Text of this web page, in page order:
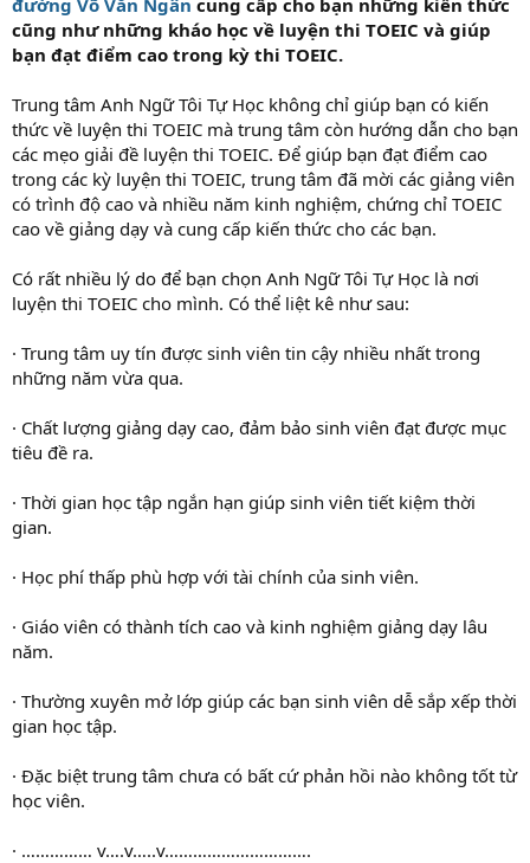
đường Võ Văn Ngân cung cấp cho bạn những kiến thức
cũng như những kháo học về luyện thi TOEIC và giúp
bạn đạt điểm cao trong kỳ thi TOEIC.
Trung tâm Anh Ngữ Tôi Tự Học không chỉ giúp bạn có kiến
thức về luyện thi TOEIC mà trung tâm còn hướng dẫn cho bạn
các mẹo giải đề luyện thi TOEIC. Để giúp bạn đạt điểm cao
trong các kỳ luyện thi TOEIC, trung tâm đã mời các giảng viên
có trình độ cao và nhiều năm kinh nghiệm, chứng chỉ TOEIC
cao về giảng dạy và cung cấp kiến thức cho các bạn.
Có rất nhiều lý do để bạn chọn Anh Ngữ Tôi Tự Học là nơi
luyện thi TOEIC cho mình. Có thể liệt kê như sau:
· Trung tâm uy tín được sinh viên tin cậy nhiều nhất trong
những năm vừa qua.
· Chất lượng giảng dạy cao, đảm bảo sinh viên đạt được mục
tiêu đề ra.
· Thời gian học tập ngắn hạn giúp sinh viên tiết kiệm thời
gian.
· Học phí thấp phù hợp với tài chính của sinh viên.
· Giáo viên có thành tích cao và kinh nghiệm giảng dạy lâu
năm.
· Thường xuyên mở lớp giúp các bạn sinh viên dễ sắp xếp thời
gian học tập.
· Đặc biệt trung tâm chưa có bất cứ phản hồi nào không tốt từ
học viên.
· …………… v….v…..v………………………….